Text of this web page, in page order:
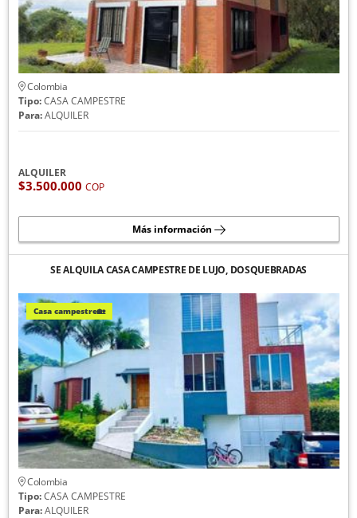
Colombia
Tipo:CASA CAMPESTRE
Para:ALQUILER
ALQUILER
$3.500.000 COP
Más información
SE ALQUILA CASA CAMPESTRE DE LUJO, DOSQUEBRADAS
Casa campestre🏡
Colombia
Tipo:CASA CAMPESTRE
Para:ALQUILER